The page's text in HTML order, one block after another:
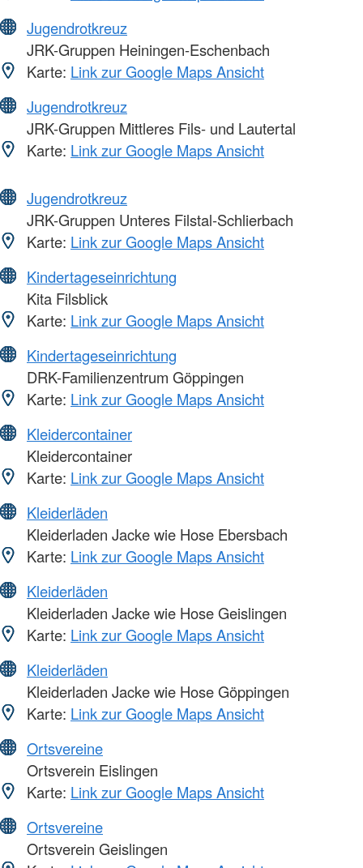
Jugendrotkreuz
JRK-Gruppen Heiningen-Eschenbach
Karte: Link zur Google Maps Ansicht
Jugendrotkreuz
JRK-Gruppen Mittleres Fils- und Lautertal
Karte: Link zur Google Maps Ansicht
Jugendrotkreuz
JRK-Gruppen Unteres Filstal-Schlierbach
Karte: Link zur Google Maps Ansicht
Kindertageseinrichtung
Kita Filsblick
Karte: Link zur Google Maps Ansicht
Kindertageseinrichtung
DRK-Familienzentrum Göppingen
Karte: Link zur Google Maps Ansicht
Kleidercontainer
Kleidercontainer
Karte: Link zur Google Maps Ansicht
Kleiderläden
Kleiderladen Jacke wie Hose Ebersbach
Karte: Link zur Google Maps Ansicht
Kleiderläden
Kleiderladen Jacke wie Hose Geislingen
Karte: Link zur Google Maps Ansicht
Kleiderläden
Kleiderladen Jacke wie Hose Göppingen
Karte: Link zur Google Maps Ansicht
Ortsvereine
Ortsverein Eislingen
Karte: Link zur Google Maps Ansicht
Ortsvereine
Ortsverein Geislingen